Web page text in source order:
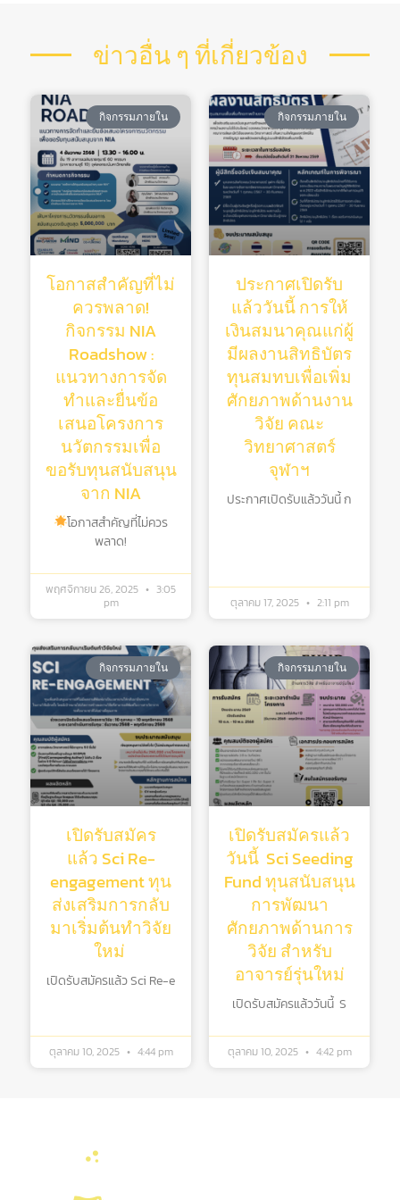
ข่าวอื่น ๆ ที่เกี่ยวข้อง
กิจกรรมภายใน
โอกาสสำคัญที่ไม่
ควรพลาด!
กิจกรรม NIA
Roadshow :
แนวทางการจัด
ทำและยื่นข้อ
เสนอโครงการ
นวัตกรรมเพื่อ
ขอรับทุนสนับสนุน
จาก NIA
โอกาสสำคัญที่ไม่ควร
พลาด!
พฤศจิกายน 26, 2025
3:05
pm
กิจกรรมภายใน
ประกาศเปิดรับ
แล้ววันนี้ การให้
เงินสมนาคุณแก่ผู้
มีผลงานสิทธิบัตร
ทุนสมทบเพื่อเพิ่ม
ศักยภาพด้านงาน
วิจัย คณะ
วิทยาศาสตร์
จุฬาฯ
ประกาศเปิดรับแล้ววันนี้ ก
ตุลาคม 17, 2025 2:11 pm
กิจกรรมภายใน
เปิดรับสมัคร
แล้ว Sci Re-
engagement ทุน
ส่งเสริมการกลับ
มาเริ่มต้นทําวิจัย
ใหม่
เปิดรับสมัครแล้ว Sci Re-e
ตุลาคม 10, 2025 4:44 pm
กิจกรรมภายใน
เปิดรับสมัครแล้ว
วันนี้ Sci Seeding
Fund ทุนสนับสนุน
การพัฒนา
ศักยภาพด้านการ
วิจัย สําหรับ
อาจารย์รุ่นใหม่
เปิดรับสมัครแล้ววันนี้ S
ตุลาคม 10, 2025 4:42 pm